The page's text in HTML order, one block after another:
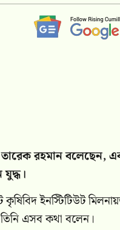
তারেক রহমান
যুদ্ধ।
কৃষিবিদ ইনস্টিটিউট
তিনি এসব কথা বলেন।